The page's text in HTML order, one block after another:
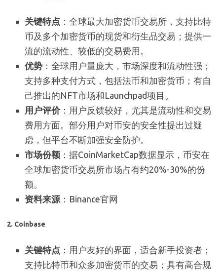
关键特点 ：全球最大加密货币交易所，支持比特
币及多个加密货币的现货和衍生品交易；提供一
流的流动性、较低的交易费用。
优势 ：全球用户量庞大，市场深度和流动性强；
支持多种支付方式，包括法币和加密货币；有自
己推出的NFT市场和Launchpad项目。
用户评价：用户反馈较好，尤其是流动性和交易
费用方面。部分用户对币安的安全性提出过疑
虑，但平台不断加强安全防护。
市场份额 ：据CoinMarketCap数据显示，币安在
全球加密货币交易所市场占有约20%-30%的份
额。
资料来源 ：Binance官网
2. Coinbase
关键特点 ：用户友好的界面，适合新手投资者；
支持比特币和众多加密货币的交易；具有高合规